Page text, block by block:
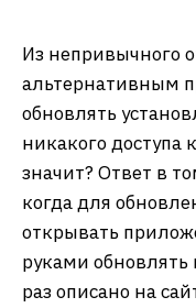
Из непривычного
альтернативным
обновлять
никакого доступа
значит? Ответ в
когда для
открывать
руками
раз описано на